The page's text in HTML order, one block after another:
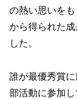
の熱い思いを
から得られた
した。
誰が最優秀賞
部活動に参加